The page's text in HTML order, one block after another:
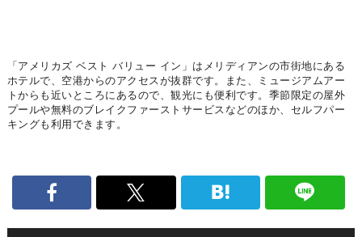
「アメリカズ ベスト バリュー イン」はメリディアンの市街地にある
ホテルで、空港からのアクセスが抜群です。また、ミュージアムアー
トからも近いところにあるので、観光にも便利です。季節限定の屋外
プールや無料のブレイクファーストサービスなどのほか、セルフパー
キングも利用できます。